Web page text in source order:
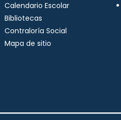
Calendario Escolar
Bibliotecas
Contraloría Social
Mapa de sitio